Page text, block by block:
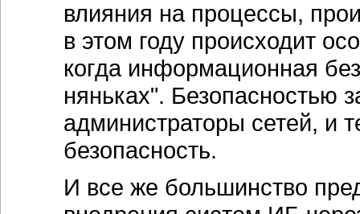
влияния на процессы,
в этом году происходит
когда информационная
няньках". Безопасностью
администраторы сетей, и
безопасность.
И все же большинство